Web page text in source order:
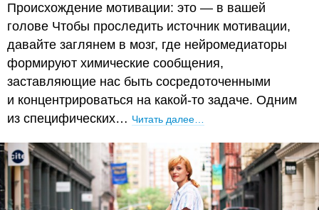
Происхождение мотивации: это — в вашей
голове Чтобы проследить источник мотивации,
давайте заглянем в мозг, где нейромедиаторы
формируют химические сообщения,
заставляющие нас быть сосредоточенными
и концентрироваться на какой-то задаче. Одним
из специфических… Читать далее…